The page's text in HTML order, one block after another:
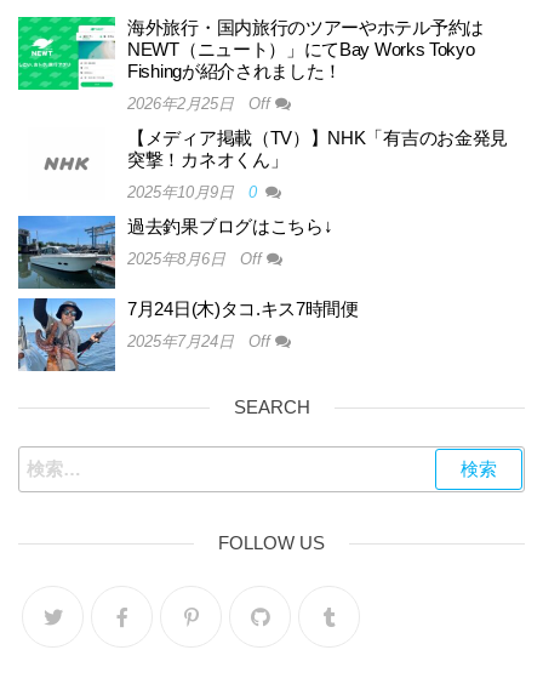
海外旅行・国内旅行のツアーやホテル予約は
NEWT（ニュート）」にてBay Works Tokyo
Fishingが紹介されました！
2026年2月25日 Off
【メディア掲載（TV）】NHK「有吉のお金発見
突撃！カネオくん」
2025年10月9日 0
過去釣果ブログはこちら↓
2025年8月6日 Off
7月24日(木)タコ.キス7時間便
2025年7月24日 Off
SEARCH
FOLLOW US